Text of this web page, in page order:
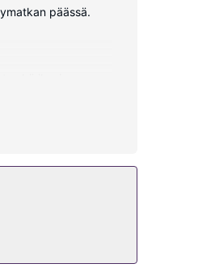
päässä.
hiustenkuivaaja.